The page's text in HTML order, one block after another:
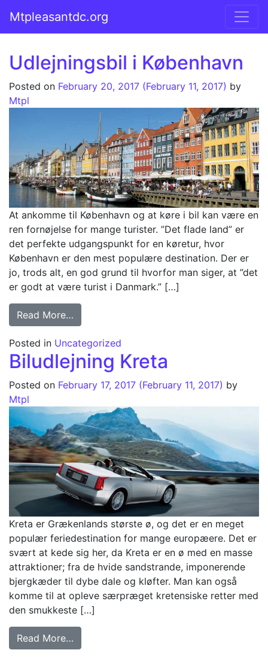
Main Navigation
Mtpleasantdc.org
Udlejningsbil i København
Posted on February 20, 2017 (February 11, 2017) by
Mtpl
At ankomme til København og at køre i bil kan være en
ren fornøjelse for mange turister. ”Det flade land” er
det perfekte udgangspunkt for en køretur, hvor
København er den mest populære destination. Der er
jo, trods alt, en god grund til hvorfor man siger, at ”det
er godt at være turist i Danmark.” […]
Read More…
Posted in Uncategorized
Biludlejning Kreta
Posted on February 17, 2017 (February 11, 2017) by
Mtpl
Kreta er Grækenlands største ø, og det er en meget
populær feriedestination for mange europæere. Det er
svært at kede sig her, da Kreta er en ø med en masse
attraktioner; fra de hvide sandstrande, imponerende
bjergkæder til dybe dale og kløfter. Man kan også
komme til at opleve særpræget kretensiske retter med
den smukkeste […]
Read More…